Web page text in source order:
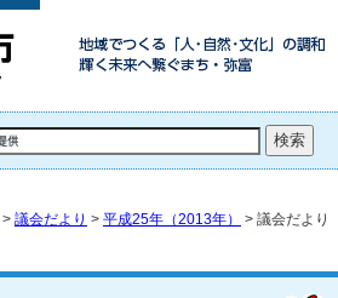
> 議会だより > 平成25年（2013年）
> 議会だより